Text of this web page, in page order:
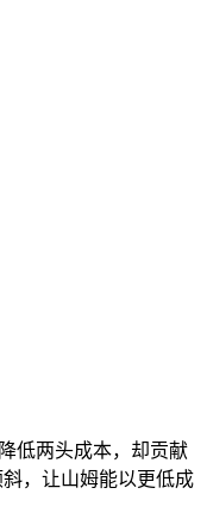
低两头成本，却贡献
，让山姆能以更低成